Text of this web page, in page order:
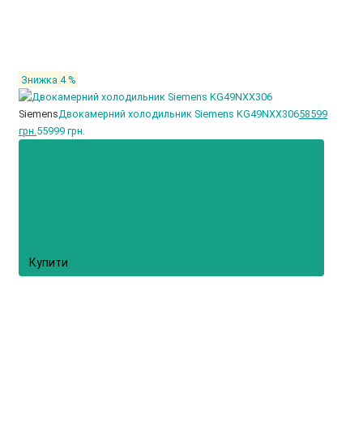
Знижка 4 %
SiemensДвокамерний холодильник Siemens KG49NXX30658599
грн.55999 грн.
Купити